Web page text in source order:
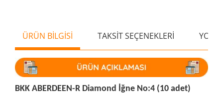
ÜRÜN BİLGİSİ TAKSİT SEÇENEKLERİ
BKK ABERDEEN-R Diamond İğne No:4 (10 adet)